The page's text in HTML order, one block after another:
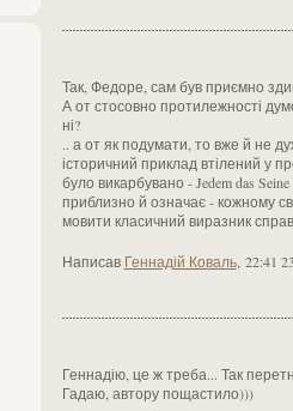
Так, Федоре, сам був приємно
А от стосовно протилежності
ні?
.. а от як подумати, то вже й не
історичний приклад втілений у
було викарбувано - Jedem das
приблизно й означає - кожному
мовити класичний виразник
Написав Геннадій Коваль, 22:41
Геннадію, це ж треба... Так
Гадаю, автору пощастило)))